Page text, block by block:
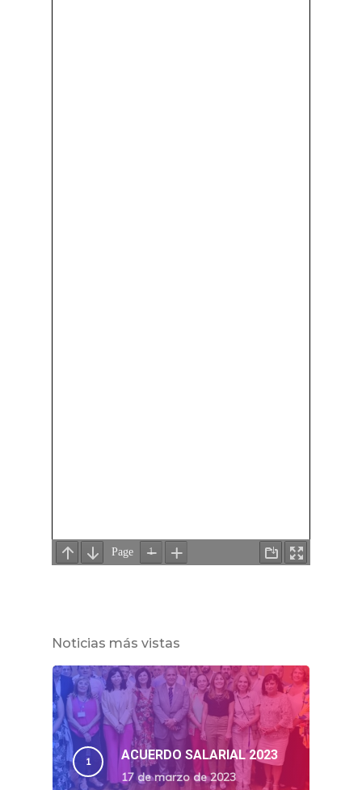
Noticias más vistas
ACUERDO SALARIAL 2023
17 de marzo de 2023